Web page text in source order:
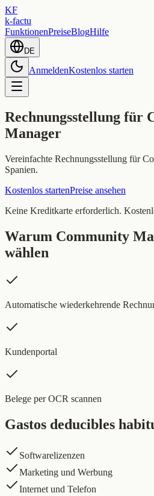
KF
k-factu
FunktionenPreiseBlogHilfe
DE
AnmeldenKostenlos starten
Rechnungsstellung für
Manager
Vereinfachte Rechnungsstellung für
Spanien.
Kostenlos startenPreise ansehen
Keine Kreditkarte erforderlich.
Warum Community
wählen
Automatische wiederkehrende
Kundenportal
Belege per OCR scannen
Gastos deducibles
Softwarelizenzen
Marketing und Werbung
Internet und Telefon